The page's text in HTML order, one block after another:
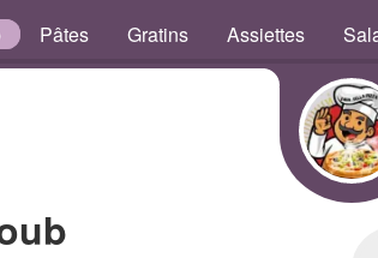
Pâtes Gratins Assiettes